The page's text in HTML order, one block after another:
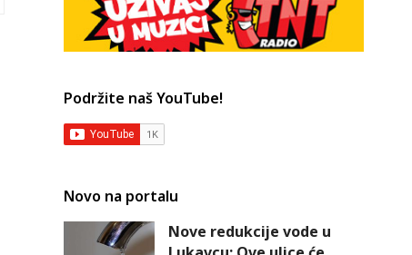
Podržite naš YouTube!
Novo na portalu
Nove redukcije vode u